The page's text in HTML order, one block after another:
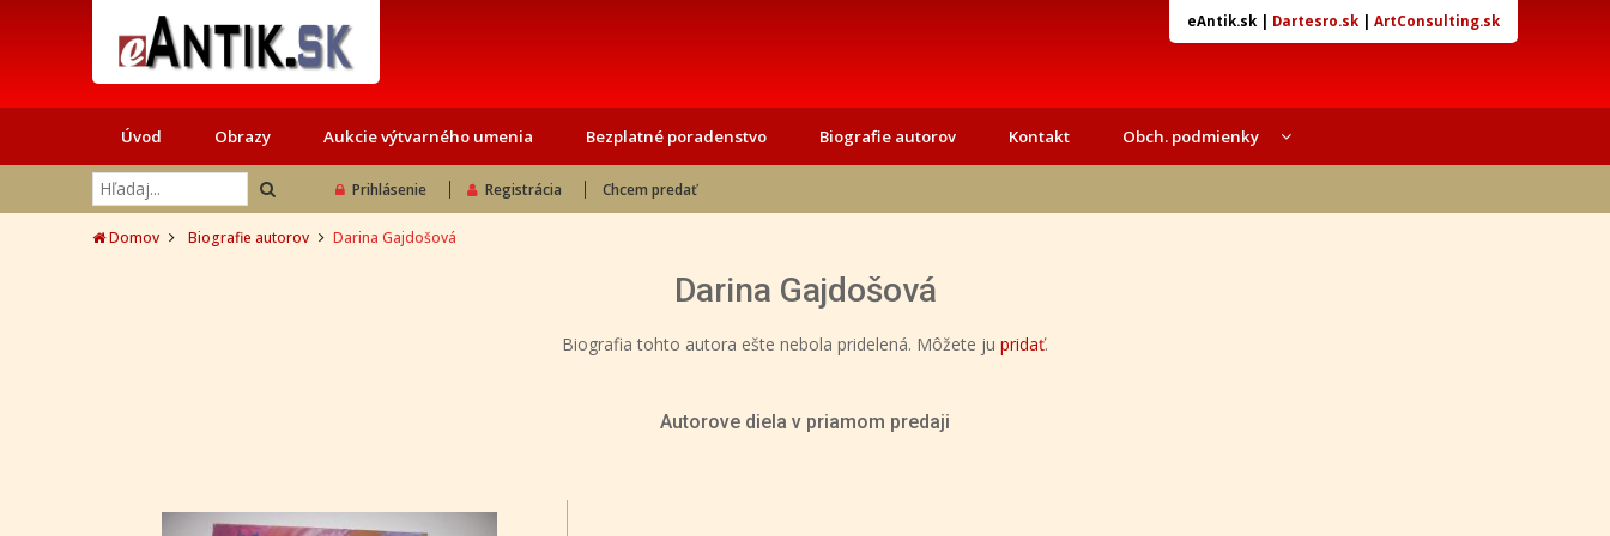
eAntik.sk| Dartesro.sk| ArtConsulting.sk
Úvod Obrazy Aukcie výtvarného umenia Bezplatné poradenstvo Biografie autorov Kontakt Obch. podmienky
Prihlásenie Registrácia Chcem predať
Domov Biografie autorov Darina Gajdošová
Darina Gajdošová
Biografia tohto autora ešte nebola pridelená. Môžete ju pridať.
Autorove diela v priamom predaji